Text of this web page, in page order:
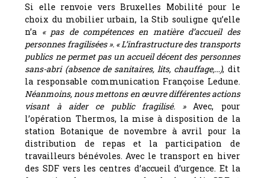
Si elle renvoie vers Bruxelles Mobilité pour le
choix du mobilier urbain, la Stib souligne qu’elle
n’a « pas de compétences en matière d’accueil des
personnes fragilisées ». « L’infrastructure des transports
publics ne permet pas un accueil décent des personnes
sans-abri (absence de sanitaires, lits, chauffage,…), dit
la responsable communication Françoise Ledune.
Néanmoins, nousmettons en œuvre différentes actions
visant à aider ce public fragilisé. »Avec, pour
l’opération Thermos, la mise à disposition de la
station Botanique de novembre à avril pour la
distribution de repas et la participation de
travailleurs bénévoles. Avec le transport en hiver
des SDF vers les centres d’accueil d’urgence. Et la